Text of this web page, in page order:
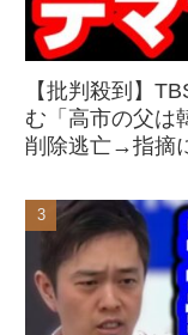
【批判殺到】
む「高市の父は
削除逃亡→指摘